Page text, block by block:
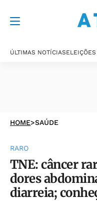
ÚLTIMAS NOTÍCIAS
HOME>SAÚDE
RARO
TNE: câncer
dores
diarreia;